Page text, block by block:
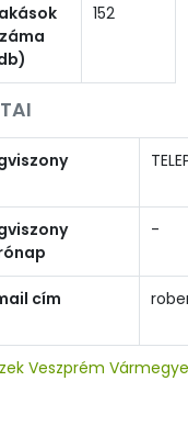
152
-
cím
Veszprém